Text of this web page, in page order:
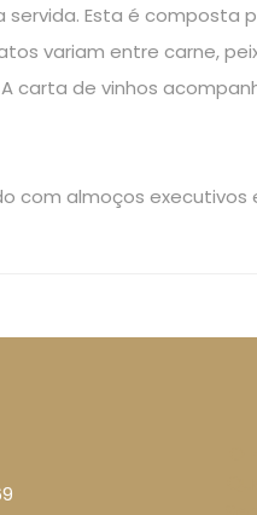
Esta é composta
variam entre carne,
carta de vinhos
com almoços executivos